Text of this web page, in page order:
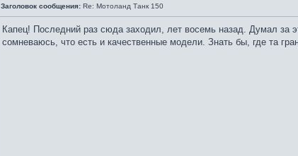
Заголовок сообщения: Re: Мотоланд Танк 150
Капец! Последний раз сюда заходил, лет восемь назад. Думал за
сомневаюсь, что есть и качественные модели. Знать бы, где та